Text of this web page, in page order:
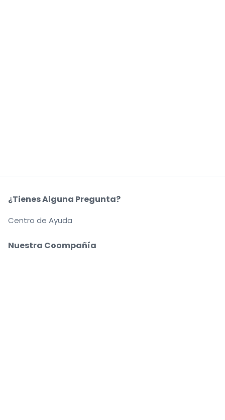
Nuestra Coompañía
¿Tienes Alguna Pregunta?
Centro de Ayuda